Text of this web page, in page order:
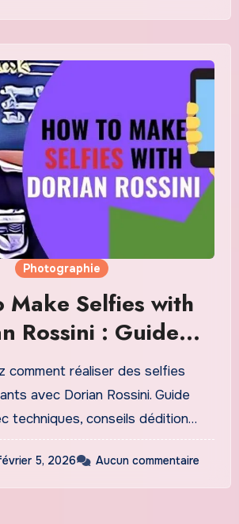
Photographie
Make Selfies with
Rossini : Guide
pour des Photos
Parfaites
comment réaliser des selfies
avec Dorian Rossini. Guide
techniques, conseils dédition…
5, 2026 Aucun commentaire